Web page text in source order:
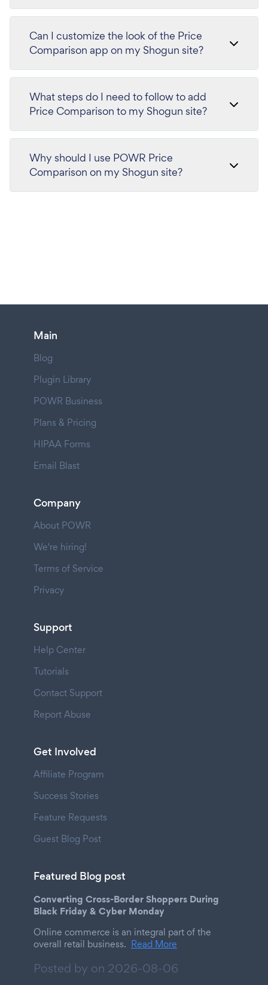
Can I customize the look of the Price
Comparison app on my Shogun site?
What steps do I need to follow to add
Price Comparison to my Shogun site?
Why should I use POWR Price
Comparison on my Shogun site?
Main
Blog
Plugin Library
POWR Business
Plans & Pricing
HIPAA Forms
Email Blast
Company
About POWR
We're hiring!
Terms of Service
Privacy
Support
Help Center
Tutorials
Contact Support
Report Abuse
Get Involved
Affiliate Program
Success Stories
Feature Requests
Guest Blog Post
Featured Blog post
Converting Cross-Border Shoppers During
Black Friday & Cyber Monday
Online commerce is an integral part of the
overall retail business. Read More
Posted by on 2026-08-06